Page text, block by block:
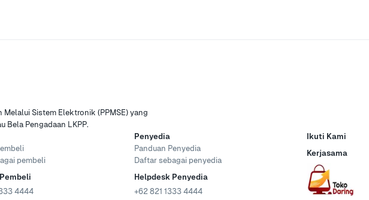
Sistem Elektronik (PPMSE) yang
Bela Pengadaan LKPP.
pembeli
4444
Penyedia
Panduan Penyedia
Daftar sebagai penyedia
Helpdesk Penyedia
+62 821 1333 4444
Ikuti Kami
Kerjasama